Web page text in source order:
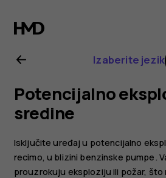
Nokia
8.1
uputstvo
za
korisnika
Izaberite jezik
Potencijalno
sredine
Isključite uređaj u potencijalno
recimo, u blizini benzinske pumpe.
prouzrokuju eksploziju ili požar, što